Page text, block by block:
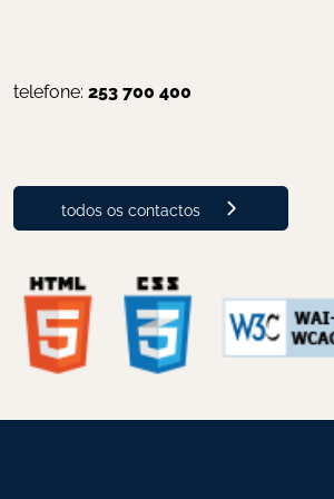
telefone: 253 700 400
todos os contactos